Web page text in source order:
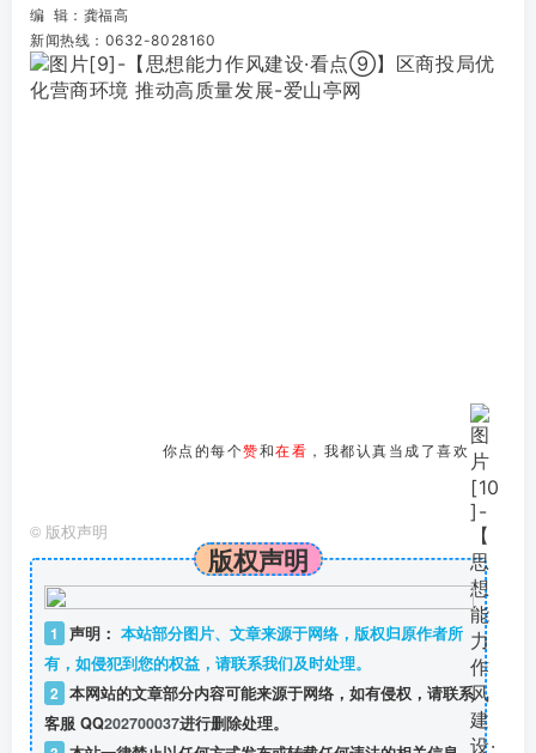
编 辑 ：龚福高
新闻热线：0632-8028160
你点的每个赞和在看 ，我都认真当成了喜欢
© 版权声明
版权声明
1 声明： 本站部分图片、文章来源于网络，版权归原作者所
有，如侵犯到您的权益，请联系我们及时处理。
2 本网站的文章部分内容可能来源于网络，如有侵权，请联系
客服 QQ202700037进行删除处理。